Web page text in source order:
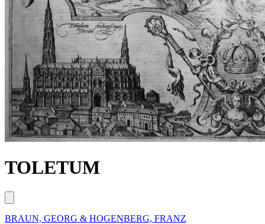
TOLETUM
BRAUN, GEORG & HOGENBERG, FRANZ